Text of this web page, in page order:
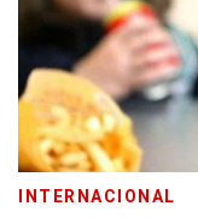
INTERNACIONAL